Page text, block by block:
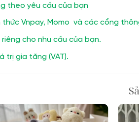
theo yêu cầu của bạn
Vnpay, Momo và các cổng
cho nhu cầu của bạn.
trị gia tăng (VAT).